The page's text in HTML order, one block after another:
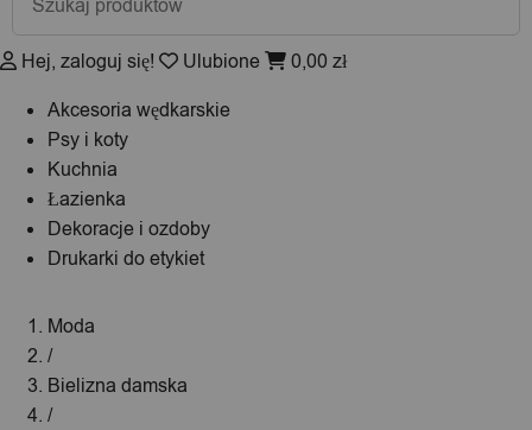
Hej, zaloguj się! Ulubione 0,00 zł
Akcesoria wędkarskie
Psy i koty
Kuchnia
Łazienka
Dekoracje i ozdoby
Drukarki do etykiet
Moda
/
Bielizna damska
/